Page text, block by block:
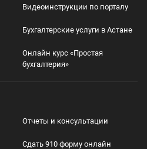
Видеоинструкции по порталу
Бухгалтерские услуги в Астане
Онлайн курс «Простая
бухгалтерия»
Отчеты и консультации
Сдать 910 форму онлайн